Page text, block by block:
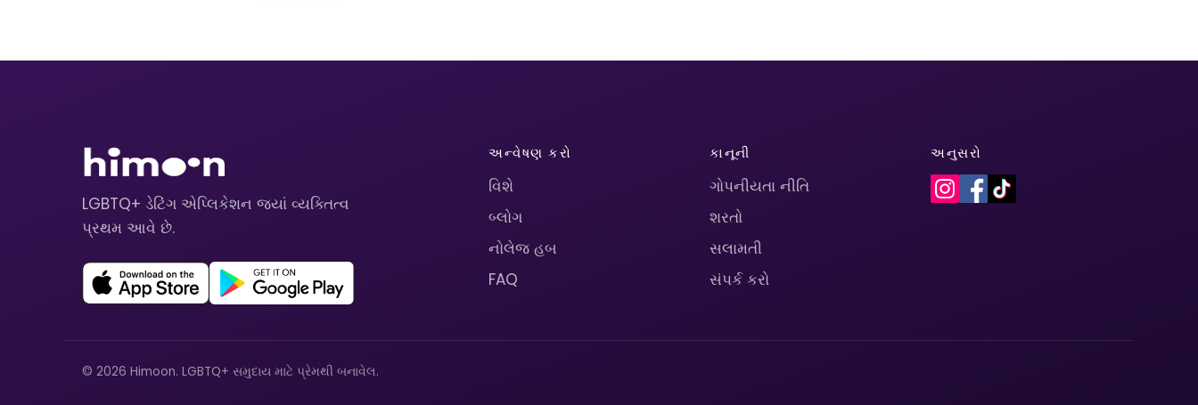
LGBTQ+ ડેટિંગ એપ્લિકેશન જ્યાં વ્યક્તિત્વ
પ્રથમ આવે છે.
અન્વેષણ કરો
વિશે
બ્લોગ
નોલેજ હબ
FAQ
કાનૂની
ગોપનીયતા નીતિ
શરતો
સલામતી
સંપર્ક કરો
અનુસરો
© 2026 Himoon. LGBTQ+ સમુદાય માટે પ્રેમથી બનાવેલ.